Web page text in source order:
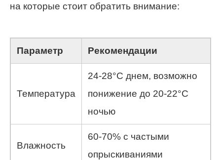
на которые стоит обратить внимание:
Параметр Рекомендации
Температура
24-28°C днем, возможно
понижение до 20-22°C
ночью
Влажность
60-70% с частыми
опрыскиваниями